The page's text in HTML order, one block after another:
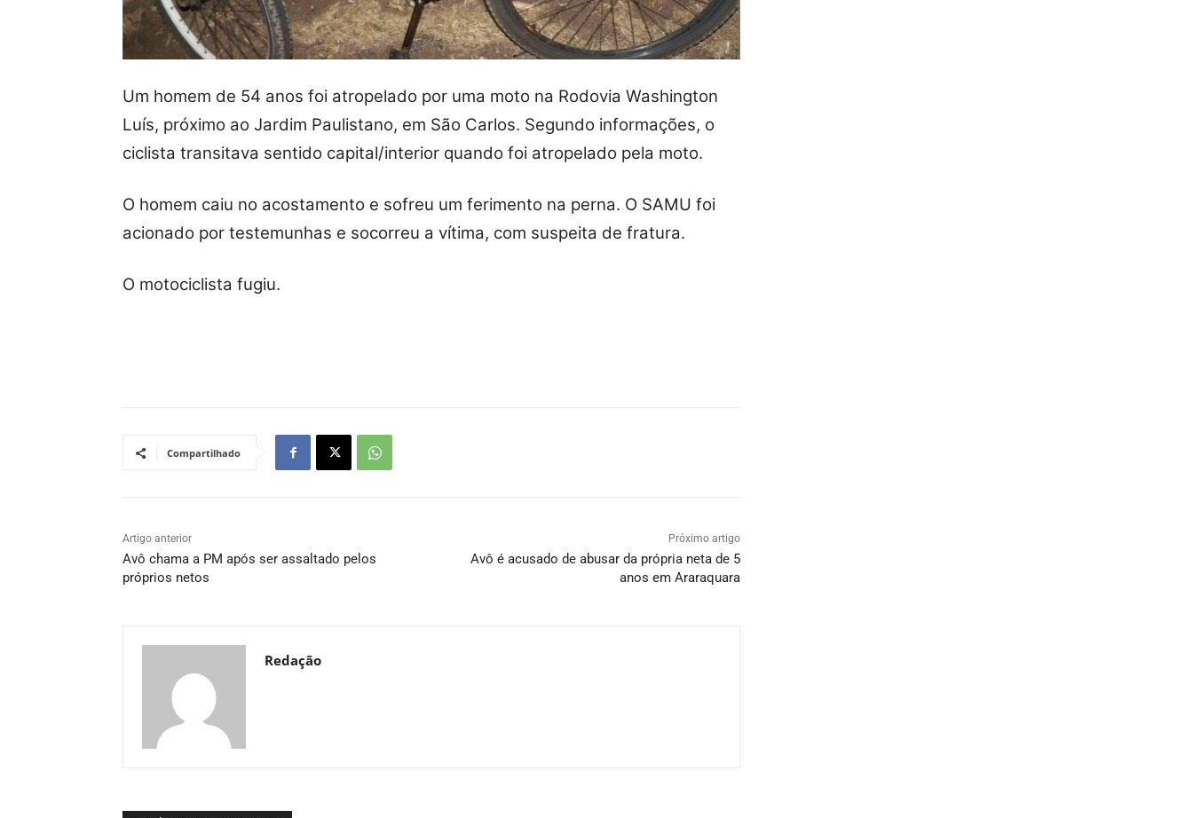
Um homem de 54 anos foi atropelado por uma moto na Rodovia Washington
Luís, próximo ao Jardim Paulistano, em São Carlos. Segundo informações, o
ciclista transitava sentido capital/interior quando foi atropelado pela moto.
O homem caiu no acostamento e sofreu um ferimento na perna. O SAMU foi
acionado por testemunhas e socorreu a vítima, com suspeita de fratura.
O motociclista fugiu.
Compartilhado
Artigo anterior
Avô chama a PM após ser assaltado pelos
próprios netos
Próximo artigo
Avô é acusado de abusar da própria neta de 5
anos em Araraquara
Redação